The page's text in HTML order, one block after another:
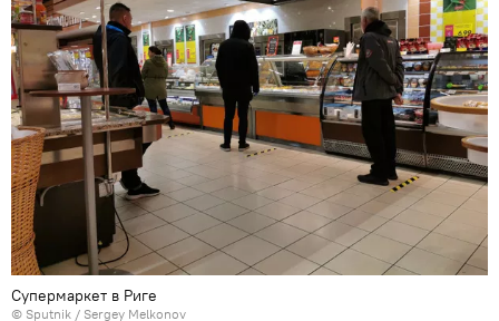
Супермаркет в Риге
© Sputnik / Sergey Melkonov